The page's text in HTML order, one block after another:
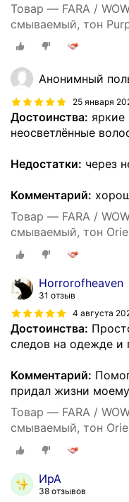
Товар — FARA /
смываемый, тон
мл. окрашивание,
волосами
Анонимный
25 января
Достоинства: яркие
неосветлённые
Недостатки: через
Комментарий:
Товар — FARA /
смываемый, тон
окрашивание,
волосами
Horrorofheaven
31 отзыв
4 августа
Достоинства:
следов на одежде и
Комментарий:
придал жизни
Товар — FARA /
смываемый, тон
окрашивание,
волосами
ИрА
38 отзывов